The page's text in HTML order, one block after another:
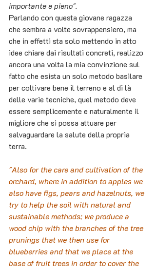
importante e pieno".
Parlando con questa giovane ragazza
che sembra a volte sovrappensiero, ma
che in effetti sta solo mettendo in atto
idee chiare dai risultati concreti, realizzo
ancora una volta la mia convinzione sul
fatto che esista un solo metodo basilare
per coltivare bene il terreno e al di là
delle varie tecniche, quel metodo deve
essere semplicemente e naturalmente il
migliore che si possa attuare per
salvaguardare la salute della propria
terra.
"Also for the care and cultivation of the
orchard, where in addition to apples we
also have figs, pears and hazelnuts, we
try to help the soil with natural and
sustainable methods; we produce a
wood chip with the branches of the tree
prunings that we then use for
blueberries and that we place at the
base of fruit trees in order to cover the